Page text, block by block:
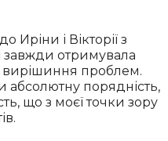
Иріни і Вікторії з
отримувала
вирішиння проблем.
абсолютну порядність,
що з моєї точки зору